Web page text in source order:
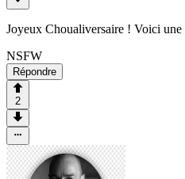
Joyeux Choualiversaire ! Voici une
NSFW
Répondre
2